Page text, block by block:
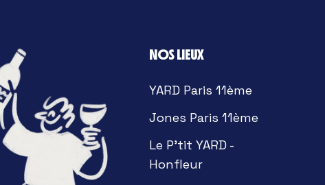
NOS LIEUX
YARD Paris 11ème
Jones Paris 11ème
Le P'tit YARD -
Honfleur